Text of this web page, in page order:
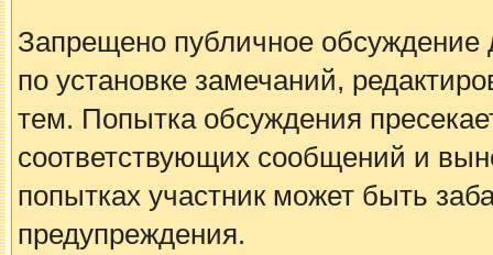
Запрещено публичное обсуждение
по установке замечаний,
тем. Попытка обсуждения
соответствующих сообщений и
попытках участник может быть
предупреждения.